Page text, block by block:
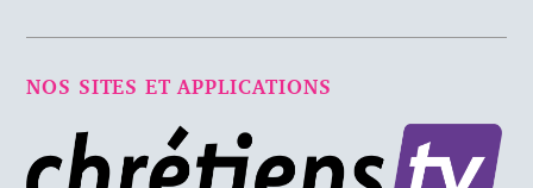
NOS SITES ET APPLICATIONS